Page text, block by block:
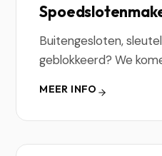
Buitengesloten,
geblokkeerd? We
MEER INFO